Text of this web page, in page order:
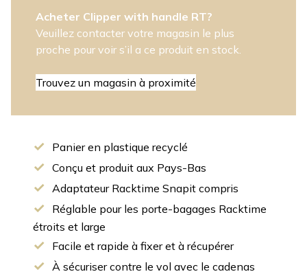
Acheter Clipper with handle RT?
Veuillez contacter votre magasin le plus
proche pour voir s’il a ce produit en stock.
Trouvez un magasin à proximité
Panier en plastique recyclé
Conçu et produit aux Pays-Bas
Adaptateur Racktime Snapit compris
Réglable pour les porte-bagages Racktime
étroits et large
Facile et rapide à fixer et à récupérer
À sécuriser contre le vol avec le cadenas